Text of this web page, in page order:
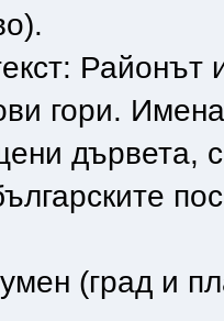
Районът
гори.
дървета,
(град и